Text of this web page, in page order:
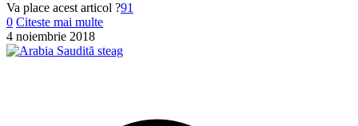
Va place acest articol ?91
0 Citeste mai multe
4 noiembrie 2018